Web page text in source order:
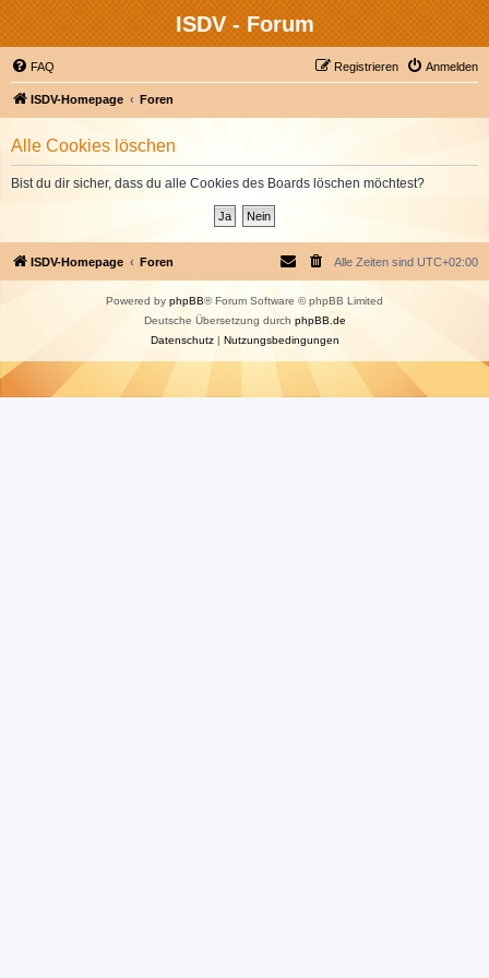
ISDV - Forum
FAQ Anmelden
Registrieren
ISDV-Homepage Foren
Alle Cookies löschen
Bist du dir sicher, dass du alle Cookies des Boards löschen möchtest?
ISDV-Homepage Foren Alle Zeiten sind UTC+02:00
Powered by phpBB® Forum Software © phpBB Limited
Deutsche Übersetzung durch phpBB.de
Datenschutz| Nutzungsbedingungen